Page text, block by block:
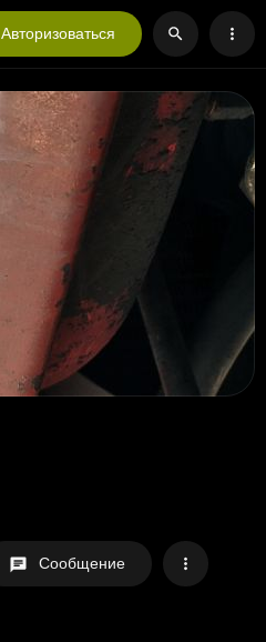
Авторизоваться
Сообщение